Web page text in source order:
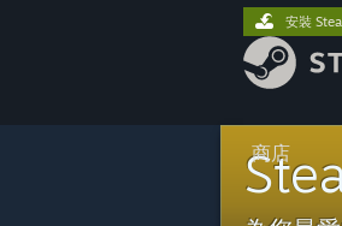
商店
安裝